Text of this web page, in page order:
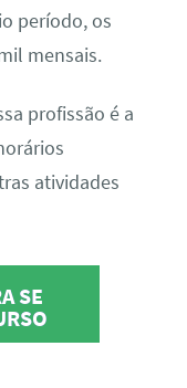
período, os
mensais.
profissão é a
atividades
SE